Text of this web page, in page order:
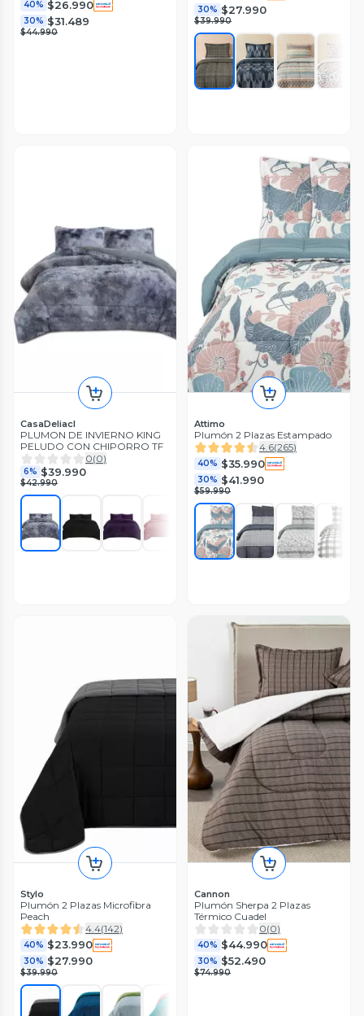
40% $26.990
30% $31.489
$44.990
30% $27.990
$39.990
CasaDeliacl
PLUMON DE INVIERNO KING
PELUDO CON CHIPORRO TF
0(0)
6% $39.990
$42.990
Attimo
Plumón 2 Plazas Estampado
4.6(265)
40% $35.990
30% $41.990
$59.990
Stylo
Plumón 2 Plazas Microfibra
Peach
4.4(142)
40% $23.990
30% $27.990
$39.990
Cannon
Plumón Sherpa 2 Plazas
Térmico Cuadel
0(0)
40% $44.990
30% $52.490
$74.990